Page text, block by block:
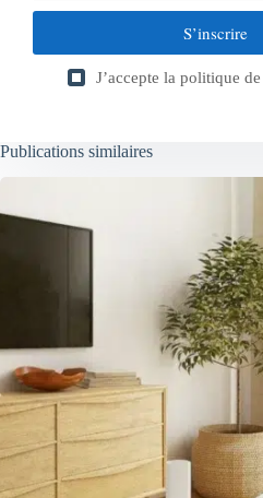
S’inscrire
J’accepte la politique
Publications similaires